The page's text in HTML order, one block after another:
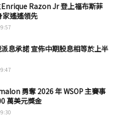
Razon Jr 登上福布斯菲
家遙遙領先
息承諾 宣佈中期股息相等於上半
勇奪 2026 年 WSOP 主賽事
萬美元獎金